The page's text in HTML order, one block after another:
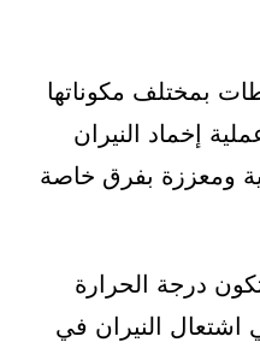
بمختلف مكوناتها
إخماد النيران
ومعززة بفرق خاصة
درجة الحرارة
اشتعال النيران في